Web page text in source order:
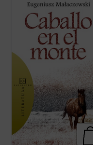
¿Cuánto dolor puede soportar un hombre?
El protagonista de esta historia, como si
fuera un nuevo santo Job, se hunde en las
profundidades más insondables del
sufrimiento humano. La guerra es la pena
con que la humanidad sufriente se castiga
(ver ficha)